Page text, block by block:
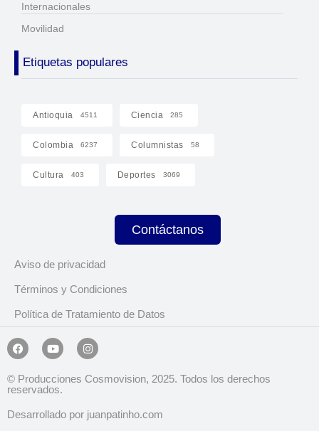
Internacionales
Movilidad
Etiquetas populares
Antioquia 4511 Ciencia 285
Colombia 6237 Columnistas 58
Cultura 403 Deportes 3069
Contáctanos
Aviso de privacidad
Términos y Condiciones
Política de Tratamiento de Datos
© Producciones Cosmovision, 2025. Todos los derechos
reservados.
Desarrollado por juanpatinho.com